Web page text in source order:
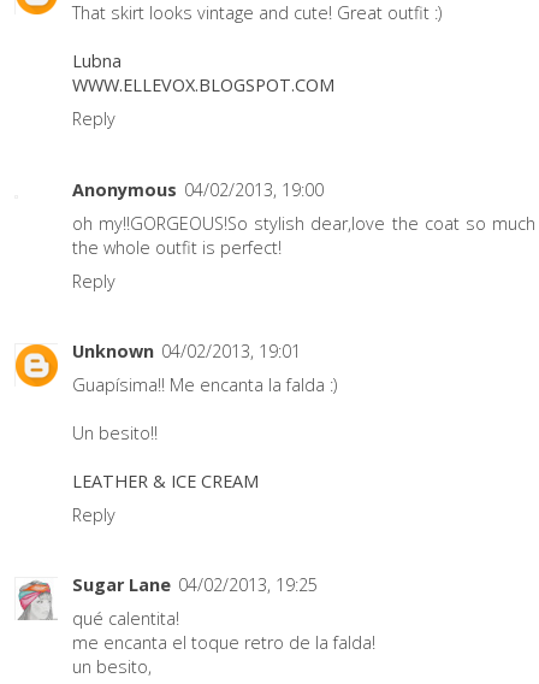
That skirt looks vintage and cute! Great outfit :)
Lubna
WWW.ELLEVOX.BLOGSPOT.COM
Reply
Anonymous 04/02/2013, 19:00
oh my!!GORGEOUS!So stylish dear,love the coat so
the whole outfit is perfect!
Reply
Unknown 04/02/2013, 19:01
Guapísima!! Me encanta la falda :)
Un besito!!
LEATHER & ICE CREAM
Reply
Sugar Lane 04/02/2013, 19:25
qué calentita!
me encanta el toque retro de la falda!
un besito,